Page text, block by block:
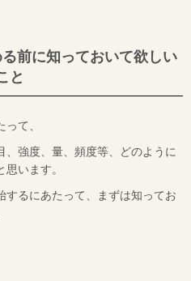
前に知っておいて欲しい
と
て、
強度、量、頻度等、どのように
います。
するにあたって、まずは知ってお